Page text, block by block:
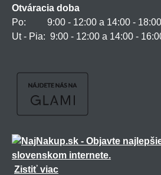
Otváracia doba
Po: 9:00 - 12:00 a 14:00 - 18:00
Ut - Pia: 9:00 - 12:00 a 14:00 -
Zistiť viac